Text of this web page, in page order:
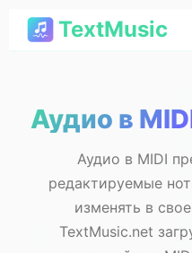
TextMusic
Аудио в
Аудио в MIDI
редактируемые
изменять в
TextMusic.net